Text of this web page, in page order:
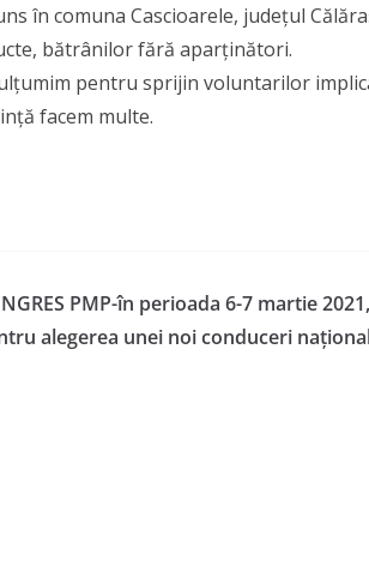
în comuna Cascioarele, județul
bătrânilor fără aparținători.
pentru sprijin voluntarilor
facem multe.
PMP-în perioada 6-7 martie 2021,
alegerea unei noi conduceri